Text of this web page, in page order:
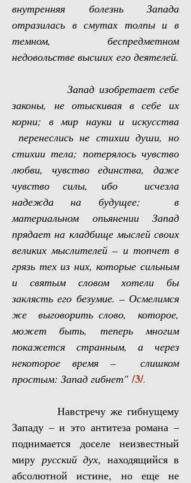
внутренняя болезнь Запада
отразилась в смутах толпы и в
темном, беспредметном
недовольстве высших его деятелей.
Запад изобретает себе
законы, не отыскивая в себе их
корни; в мир науки и искусства
перенеслись не стихии души, но
стихии тела; потерялось чувство
любви, чувство единства, даже
чувство силы, ибо исчезла
надежда на будущее; в
материальном опьянении Запад
прядает на кладбище мыслей своих
великих мыслителей – и топчет в
грязь тех из них, которые сильным
и святым словом хотели бы
заклясть его безумие. – Осмелимся
же выговорить слово, которое,
может быть, теперь многим
покажется странным, а через
некоторое время – слишком
простым: Запад гибнет" /3/.
Навстречу же гибнущему
Западу – и это антитеза романа –
поднимается доселе неизвестный
миру русский дух, находящийся в
абсолютной истине, но еще не